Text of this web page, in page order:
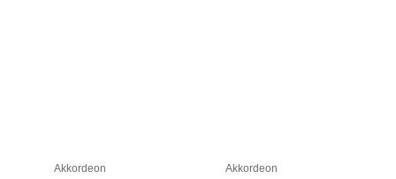
Akkordeon Akkordeon